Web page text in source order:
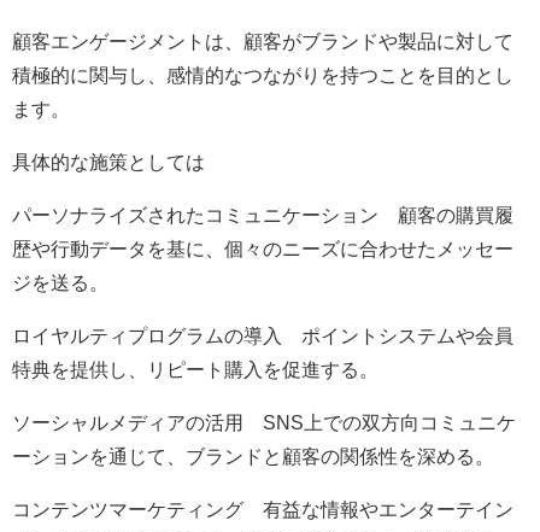
顧客エンゲージメントは、顧客がブランドや製品に対して
積極的に関与し、感情的なつながりを持つことを目的とし
ます。
具体的な施策としては
パーソナライズされたコミュニケーション 顧客の購買履
歴や行動データを基に、個々のニーズに合わせたメッセー
ジを送る。
ロイヤルティプログラムの導入 ポイントシステムや会員
特典を提供し、リピート購入を促進する。
ソーシャルメディアの活用 SNS上での双方向コミュニケ
ーションを通じて、ブランドと顧客の関係性を深める。
コンテンツマーケティング 有益な情報やエンターテイン